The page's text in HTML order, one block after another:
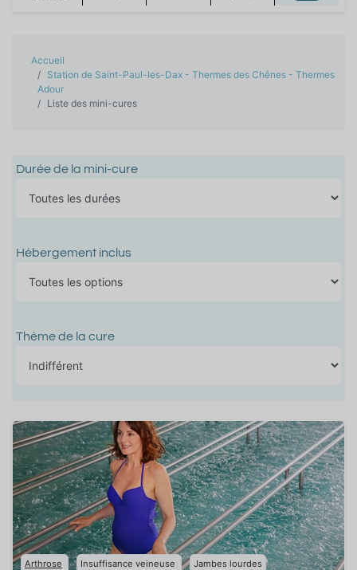
Accueil
Station de Saint-Paul-les-Dax - Thermes des Chênes - Thermes
Adour
Liste des mini-cures
Durée de la mini-cure
Hébergement inclus
Thème de la cure
Arthrose Insuffisance veineuse Jambes lourdes